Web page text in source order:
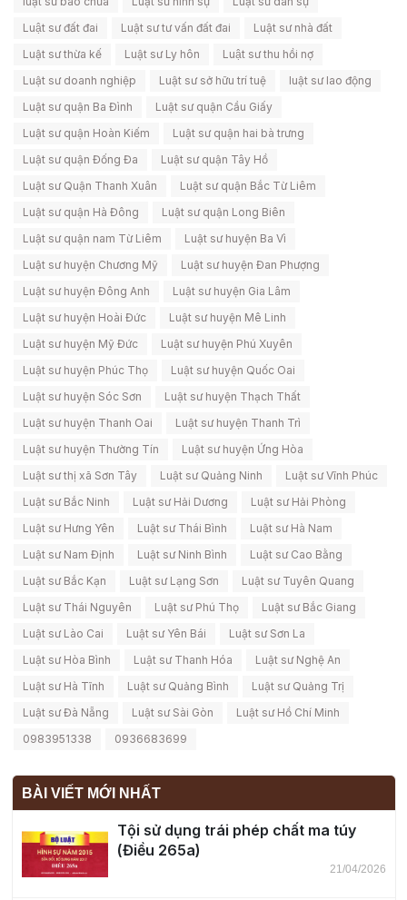
Luật sư đất đai
Luật sư tư vấn đất đai
Luật sư nhà đất
Luật sư thừa kế
Luật sư Ly hôn
Luật sư thu hồi nợ
Luật sư doanh nghiệp
Luật sư sở hữu trí tuệ
luật sư lao động
Luật sư quận Ba Đình
Luật sư quận Cầu Giấy
Luật sư quận Hoàn Kiếm
Luật sư quận hai bà trưng
Luật sư quận Đống Đa
Luật sư quận Tây Hồ
Luật sư Quận Thanh Xuân
Luật sư quận Bắc Từ Liêm
Luật sư quận Hà Đông
Luật sư quận Long Biên
Luật sư quận nam Từ Liêm
Luật sư huyện Ba Vì
Luật sư huyện Chương Mỹ
Luật sư huyện Đan Phượng
Luật sư huyện Đông Anh
Luật sư huyện Gia Lâm
Luật sư huyện Hoài Đức
Luật sư huyện Mê Linh
Luật sư huyện Mỹ Đức
Luật sư huyện Phú Xuyên
Luật sư huyện Phúc Thọ
Luật sư huyện Quốc Oai
Luật sư huyện Sóc Sơn
Luật sư huyện Thạch Thất
Luật sư huyện Thanh Oai
Luật sư huyện Thanh Trì
Luật sư huyện Thường Tín
Luật sư huyện Ứng Hòa
Luật sư thị xã Sơn Tây
Luật sư Quảng Ninh
Luật sư Vĩnh Phúc
Luật sư Bắc Ninh
Luật sư Hải Dương
Luật sư Hải Phòng
Luật sư Hưng Yên
Luật sư Thái Bình
Luật sư Hà Nam
Luật sư Nam Định
Luật sư Ninh Bình
Luật sư Cao Bằng
Luật sư Bắc Kạn
Luật sư Lạng Sơn
Luật sư Tuyên Quang
Luật sư Thái Nguyên
Luật sư Phú Thọ
Luật sư Bắc Giang
Luật sư Lào Cai
Luật sư Yên Bái
Luật sư Sơn La
Luật sư Hòa Bình
Luật sư Thanh Hóa
Luật sư Nghệ An
Luật sư Hà Tĩnh
Luật sư Quảng Bình
Luật sư Quảng Trị
Luật sư Đà Nẵng
Luật sư Sài Gòn
Luật sư Hồ Chí Minh
0983951338
0936683699
BÀI VIẾT MỚI NHẤT
Tội sử dụng trái phép chất ma túy
(Điều 265a)
21/04/2026